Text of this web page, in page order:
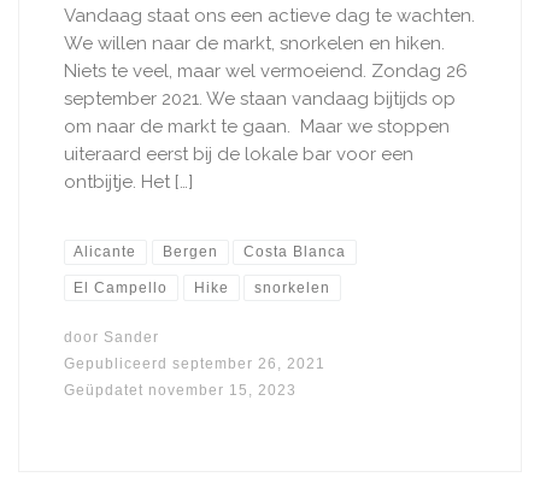
Vandaag staat ons een actieve dag te wachten.
We willen naar de markt, snorkelen en hiken.
Niets te veel, maar wel vermoeiend. Zondag 26
september 2021. We staan vandaag bijtijds op
om naar de markt te gaan. Maar we stoppen
uiteraard eerst bij de lokale bar voor een
ontbijtje. Het […]
Alicante Bergen Costa Blanca
El Campello Hike snorkelen
door Sander
Gepubliceerd september 26, 2021
Geüpdatet november 15, 2023